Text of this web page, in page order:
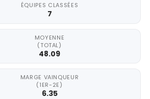
ÉQUIPES CLASSÉES
7
MOYENNE
(TOTAL)
48.09
MARGE VAINQUEUR
(1ER-2E)
6.35